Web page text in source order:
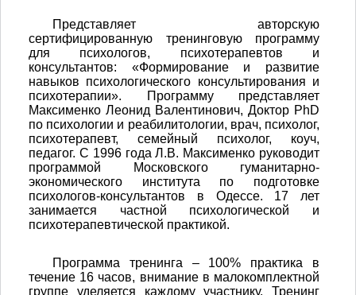
Представляет авторскую
сертифицированную тренинговую программу
для психологов, психотерапевтов и
консультантов: «Формирование и развитие
навыков психологического консультирования и
психотерапии». Программу представляет
Максименко Леонид Валентинович, Доктор PhD
по психологии и реабилитологии, врач, психолог,
психотерапевт, семейный психолог, коуч,
педагог. С 1996 года Л.В. Максименко руководит
программой Московского гуманитарно-
экономического института по подготовке
психологов-консультантов в Одессе. 17 лет
занимается частной психологической и
психотерапевтической практикой.
Программа тренинга – 100% практика в
течение 16 часов, внимание в малокомплектной
группе уделяется каждому участнику. Тренинг